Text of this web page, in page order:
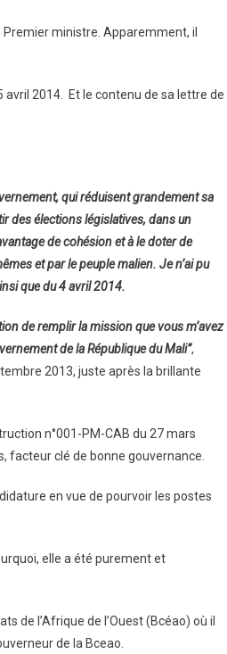
ministre. Apparemment, il
avril 2014. Et le contenu de sa lettre de
qui réduisent grandement sa
des élections législatives, dans un
de cohésion et à le doter de
et par le peuple malien. Je n’ai pu
que du 4 avril 2014.
de remplir la mission que vous m’avez
de la République du Mali”,
2013, juste après la brillante
n°001-PM-CAB du 27 mars
facteur clé de bonne gouvernance.
en vue de pourvoir les postes
elle a été purement et
de l’Afrique de l’Ouest (Bcéao) où il
de la Bceao.